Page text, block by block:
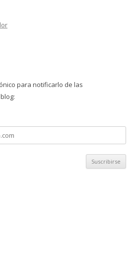
para notificarlo de las